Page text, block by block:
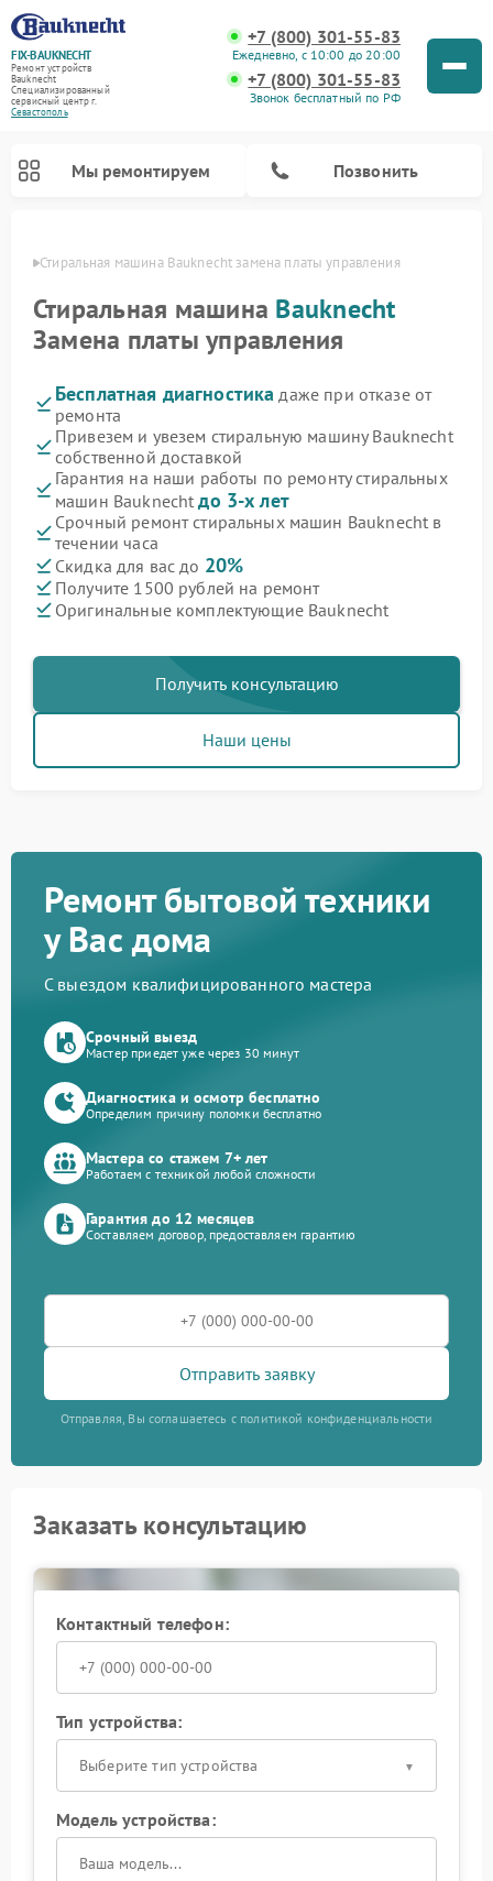
FIX-BAUKNECHT
Ремонт устройств
Bauknecht
Специализированный
cервисный центр г.
Севастополь
+7 (800) 301-55-83
Ежедневно, с 10:00 до 20:00
+7 (800) 301-55-83
Звонок бесплатный по РФ
Мы ремонтируем Позвонить
Стиральная машина Bauknecht замена платы управления
Стиральная машина Bauknecht
Замена платы управления
Бесплатная диагностика даже при отказе от
ремонта
Привезем и увезем стиральную машину Bauknecht
собственной доставкой
Гарантия на наши работы по ремонту стиральных
машин Bauknechtдо 3-х лет
Срочный ремонт стиральных машин Bauknecht в
течении часа
Скидка для вас до 20%
Получите 1500 рублей на ремонт
Оригинальные комплектующие Bauknecht
Получить консультацию
Наши цены
Ремонт бытовой техники
у Вас дома
С выездом квалифицированного мастера
Срочный выезд
Мастер приедет уже через 30 минут
Диагностика и осмотр бесплатно
Определим причину поломки бесплатно
Мастера со стажем 7+ лет
Работаем с техникой любой сложности
Гарантия до 12 месяцев
Составляем договор, предоставляем гарантию
Отправить заявку
Отправляя, Вы соглашаетесь с политикой конфиденциальности
Заказать консультацию
Контактный телефон:
Тип устройства:
Выберите тип устройства
Модель устройства: